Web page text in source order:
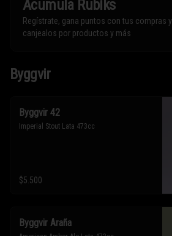
Acumula Rubiks
Regístrate, gana puntos con tus compras y
canjealos por productos y más
Byggvir
Byggvir 42
Imperial Stout Lata 473cc
$5.500
Byggvir Araña